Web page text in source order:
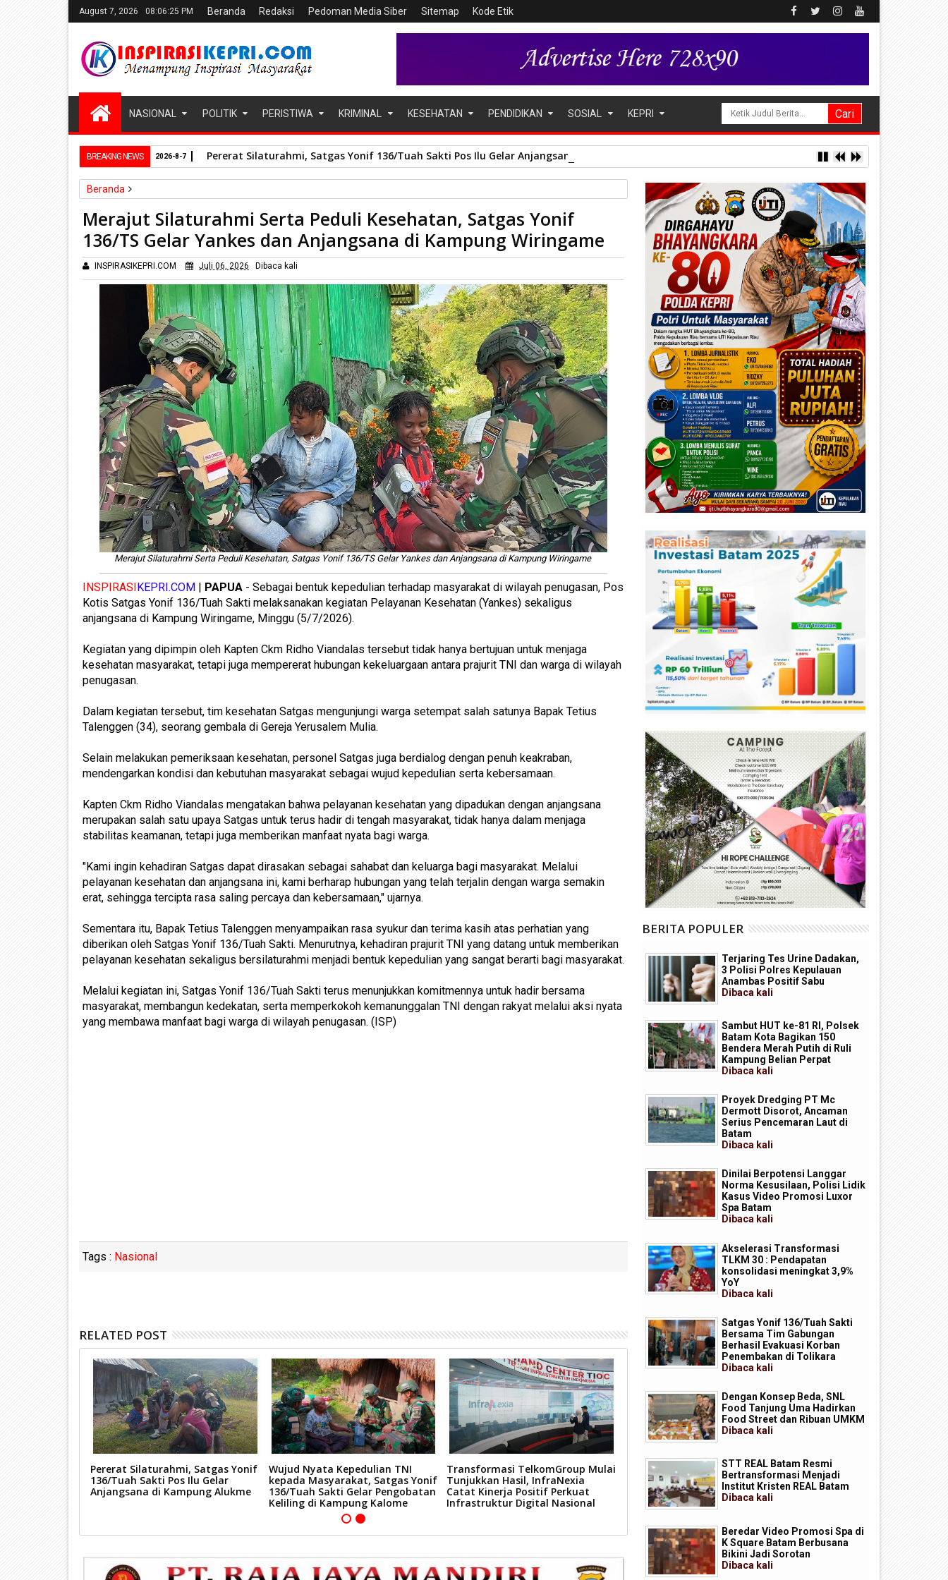
August 7, 2026 08:06:26 PM Beranda Redaksi Pedoman Media Siber Sitemap Kode Etik
NASIONAL POLITIK PERISTIWA KRIMINAL KESEHATAN PENDIDIKAN SOSIAL KEPRI
BREAKING NEWS Pererat Silaturahmi, Satgas Yonif 136/Tuah Sakti Pos Ilu Gelar Anjangsana di Kampung Alukme
2026-8-7
Beranda
Merajut Silaturahmi Serta Peduli Kesehatan, Satgas Yonif 136/TS Gelar Yankes dan Anjangsana di Kampung Wiringame
Merajut Silaturahmi Serta Peduli Kesehatan, Satgas Yonif
136/TS Gelar Yankes dan Anjangsana di Kampung Wiringame
INSPIRASIKEPRI.COM Juli 06, 2026 Dibaca kali
Merajut Silaturahmi Serta Peduli Kesehatan, Satgas Yonif 136/TS Gelar Yankes dan Anjangsana di Kampung Wiringame
INSPIRASIKEPRI.COM | PAPUA - Sebagai bentuk kepedulian terhadap masyarakat di wilayah penugasan, Pos
Kotis Satgas Yonif 136/Tuah Sakti melaksanakan kegiatan Pelayanan Kesehatan (Yankes) sekaligus
anjangsana di Kampung Wiringame, Minggu (5/7/2026).
Kegiatan yang dipimpin oleh Kapten Ckm Ridho Viandalas tersebut tidak hanya bertujuan untuk menjaga
kesehatan masyarakat, tetapi juga mempererat hubungan kekeluargaan antara prajurit TNI dan warga di wilayah
penugasan.
Dalam kegiatan tersebut, tim kesehatan Satgas mengunjungi warga setempat salah satunya Bapak Tetius
Talenggen (34), seorang gembala di Gereja Yerusalem Mulia.
Selain melakukan pemeriksaan kesehatan, personel Satgas juga berdialog dengan penuh keakraban,
mendengarkan kondisi dan kebutuhan masyarakat sebagai wujud kepedulian serta kebersamaan.
Kapten Ckm Ridho Viandalas mengatakan bahwa pelayanan kesehatan yang dipadukan dengan anjangsana
merupakan salah satu upaya Satgas untuk terus hadir di tengah masyarakat, tidak hanya dalam menjaga
stabilitas keamanan, tetapi juga memberikan manfaat nyata bagi warga.
"Kami ingin kehadiran Satgas dapat dirasakan sebagai sahabat dan keluarga bagi masyarakat. Melalui
pelayanan kesehatan dan anjangsana ini, kami berharap hubungan yang telah terjalin dengan warga semakin
erat, sehingga tercipta rasa saling percaya dan kebersamaan," ujarnya.
Sementara itu, Bapak Tetius Talenggen menyampaikan rasa syukur dan terima kasih atas perhatian yang
diberikan oleh Satgas Yonif 136/Tuah Sakti. Menurutnya, kehadiran prajurit TNI yang datang untuk memberikan
pelayanan kesehatan sekaligus bersilaturahmi menjadi bentuk kepedulian yang sangat berarti bagi masyarakat.
Melalui kegiatan ini, Satgas Yonif 136/Tuah Sakti terus menunjukkan komitmennya untuk hadir bersama
masyarakat, membangun kedekatan, serta memperkokoh kemanunggalan TNI dengan rakyat melalui aksi nyata
yang membawa manfaat bagi warga di wilayah penugasan. (ISP)
Tags : Nasional
RELATED POST
Pererat Silaturahmi, Satgas Yonif
136/Tuah Sakti Pos Ilu Gelar
Anjangsana di Kampung Alukme
Wujud Nyata Kepedulian TNI
kepada Masyarakat, Satgas Yonif
136/Tuah Sakti Gelar Pengobatan
Keliling di Kampung Kalome
Transformasi TelkomGroup Mulai
Tunjukkan Hasil, InfraNexia
Catat Kinerja Positif Perkuat
Infrastruktur Digital Nasional
Proyek Dredging PT Mc Dermott
Disorot, Ancaman Serius
Pencemaran Laut di Batam
Satgas Yonif 136/Tuah Sakti
Bersama Tim Gabungan
Evakuasi Korban
BERITA POPULER
Terjaring Tes Urine Dadakan,
3 Polisi Polres Kepulauan
Anambas Positif Sabu
Dibaca kali
Sambut HUT ke-81 RI, Polsek
Batam Kota Bagikan 150
Bendera Merah Putih di Ruli
Kampung Belian Perpat
Dibaca kali
Proyek Dredging PT Mc
Dermott Disorot, Ancaman
Serius Pencemaran Laut di
Batam
Dibaca kali
Dinilai Berpotensi Langgar
Norma Kesusilaan, Polisi Lidik
Kasus Video Promosi Luxor
Spa Batam
Dibaca kali
Akselerasi Transformasi
TLKM 30 : Pendapatan
konsolidasi meningkat 3,9%
YoY
Dibaca kali
Satgas Yonif 136/Tuah Sakti
Bersama Tim Gabungan
Berhasil Evakuasi Korban
Penembakan di Tolikara
Dibaca kali
Dengan Konsep Beda, SNL
Food Tanjung Uma Hadirkan
Food Street dan Ribuan UMKM
Dibaca kali
STT REAL Batam Resmi
Bertransformasi Menjadi
Institut Kristen REAL Batam
Dibaca kali
Beredar Video Promosi Spa di
K Square Batam Berbusana
Bikini Jadi Sorotan
Dibaca kali